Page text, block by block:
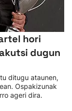
hori
dugun
ditugu ataunen,
Ospakizunak
ageri dira.